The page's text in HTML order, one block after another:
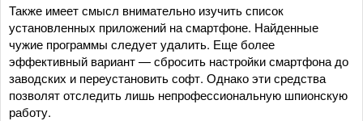
Также имеет смысл внимательно изучить список
установленных приложений на смартфоне. Найденные
чужие программы следует удалить. Еще более
эффективный вариант — сбросить настройки смартфона до
заводских и переустановить софт. Однако эти средства
позволят отследить лишь непрофессиональную шпионскую
работу.